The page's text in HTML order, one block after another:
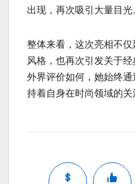
出现，再次吸引大量目光
整体来看，这次亮相不
风格，也再次引发关于
外界评价如何，她始终
持着自身在时尚领域的关